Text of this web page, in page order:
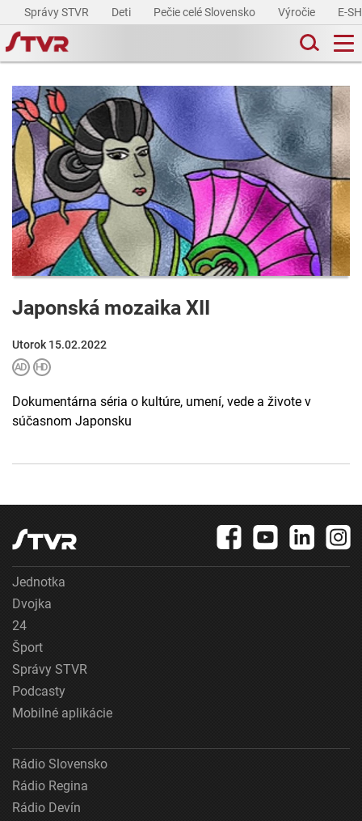
Správy STVR Deti Pečie celé Slovensko Výročie E-
Japonská mozaika XII
Utorok 15.02.2022
Dokumentárna séria o kultúre, umení, vede a živote v
súčasnom Japonsku
Jednotka
Dvojka
24
Šport
Správy STVR
Podcasty
Mobilné aplikácie
Rádio Slovensko
Rádio Regina
Rádio Devín